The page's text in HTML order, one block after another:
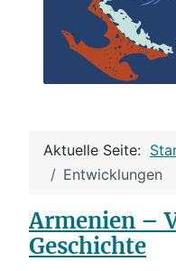
Aktuelle Seite:
Entwicklungen
Armenien –
Geschichte